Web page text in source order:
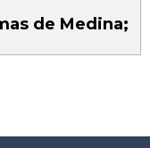
de Medina;